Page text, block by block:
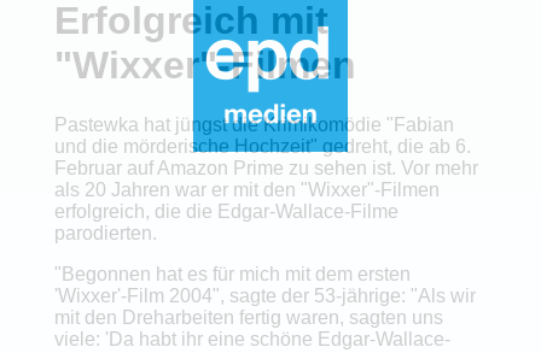
Erfolgreich mit
"Wixxer"-Filmen
Pastewka hat jüngst die Krimikomödie "Fabian
und die mörderische Hochzeit" gedreht, die ab 6.
Februar auf Amazon Prime zu sehen ist. Vor mehr
als 20 Jahren war er mit den "Wixxer"-Filmen
erfolgreich, die die Edgar-Wallace-Filme
parodierten.
"Begonnen hat es für mich mit dem ersten
'Wixxer'-Film 2004", sagte der 53-jährige: "Als wir
mit den Dreharbeiten fertig waren, sagten uns
viele: 'Da habt ihr eine schöne Edgar-Wallace-